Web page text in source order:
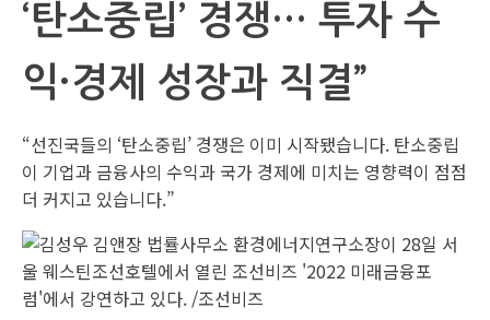
‘탄소중립’ 경쟁… 투자 수
익·경제 성장과 직결”
“선진국들의 ‘탄소중립’ 경쟁은 이미 시작됐습니다. 탄소중립
이 기업과 금융사의 수익과 국가 경제에 미치는 영향력이 점점
더 커지고 있습니다.”